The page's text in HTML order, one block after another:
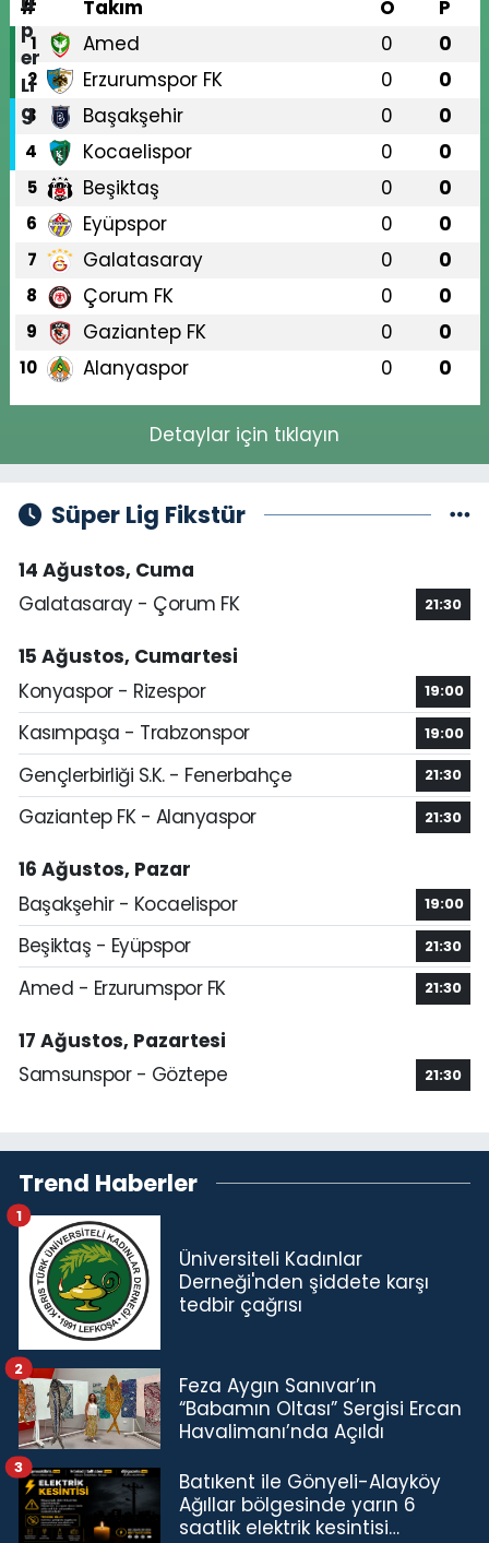
# Takım O P
1 Amed 0 0
2 Erzurumspor FK 0 0
3 Başakşehir 0 0
4 Kocaelispor 0 0
5 Beşiktaş 0 0
6 Eyüpspor 0 0
7 Galatasaray 0 0
8 Çorum FK 0 0
9 Gaziantep FK 0 0
10 Alanyaspor 0 0
Detaylar için tıklayın
Süper Lig Fikstür
14 Ağustos, Cuma
Galatasaray - Çorum FK
21:30
15 Ağustos, Cumartesi
Konyaspor - Rizespor
19:00
Kasımpaşa - Trabzonspor 19:00
Gençlerbirliği S.K. - Fenerbahçe 21:30
Gaziantep FK - Alanyaspor 21:30
16 Ağustos, Pazar
Başakşehir - Kocaelispor
19:00
Beşiktaş - Eyüpspor 21:30
Amed - Erzurumspor FK 21:30
17 Ağustos, Pazartesi
Samsunspor - Göztepe
21:30
Trend Haberler
Üniversiteli Kadınlar
Derneği'nden şiddete karşı
tedbir çağrısı
1
Feza Aygın Sanıvar’ın
“Babamın Oltası” Sergisi Ercan
Havalimanı’nda Açıldı
2
Batıkent ile Gönyeli-Alayköy
Ağıllar bölgesinde yarın 6
saatlik elektrik kesintisi…
3